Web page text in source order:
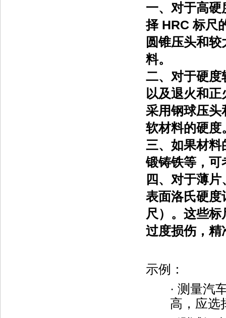
一、 对于高硬
择HRC 标尺
圆锥压头和
料。
二、 对于硬度
以及退火和
采用钢球压
软材料的硬度
三、如果材料
锻铸铁等，可
四、 对于薄片
表面洛氏硬度
尺）。这些
过度损伤，精
示例：
·测量汽
高，应选